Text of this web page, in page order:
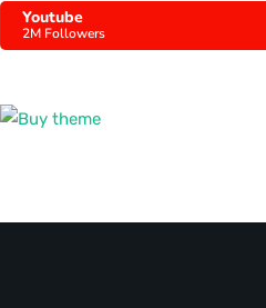
Youtube
2M Followers